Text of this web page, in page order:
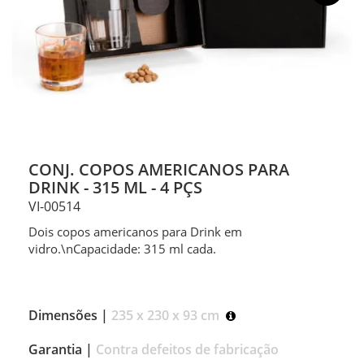
CONJ. COPOS AMERICANOS PARA
DRINK - 315 ML - 4 PÇS
VI-00514
Dois copos americanos para Drink em
vidro.\nCapacidade: 315 ml cada.
Dimensões | 235 x 230 x 93 cm
Garantia | Contra defeitos de fabricação